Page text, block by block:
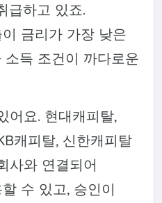
급하고 있죠.
금리가 가장 낮은
소득 조건이 까다로운
어요. 현대캐피탈,
캐피탈, 신한캐피탈
사와 연결되어
수 있고, 승인이